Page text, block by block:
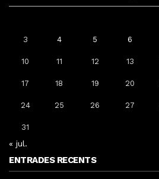
3 4 5 6
10 11 12 13
17 18 19 20
24 25 26 27
31
« jul.
ENTRADES RECENTS